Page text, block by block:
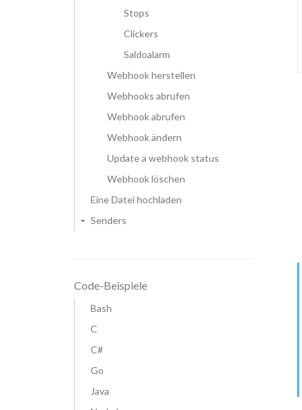
Stops
Clickers
Saldoalarm
Webhook herstellen
Webhooks abrufen
Webhook abrufen
Webhook ändern
Update a webhook status
Webhook löschen
Eine Datei hochladen
Senders
Code-Beispiele
Bash
C
C#
Go
Java